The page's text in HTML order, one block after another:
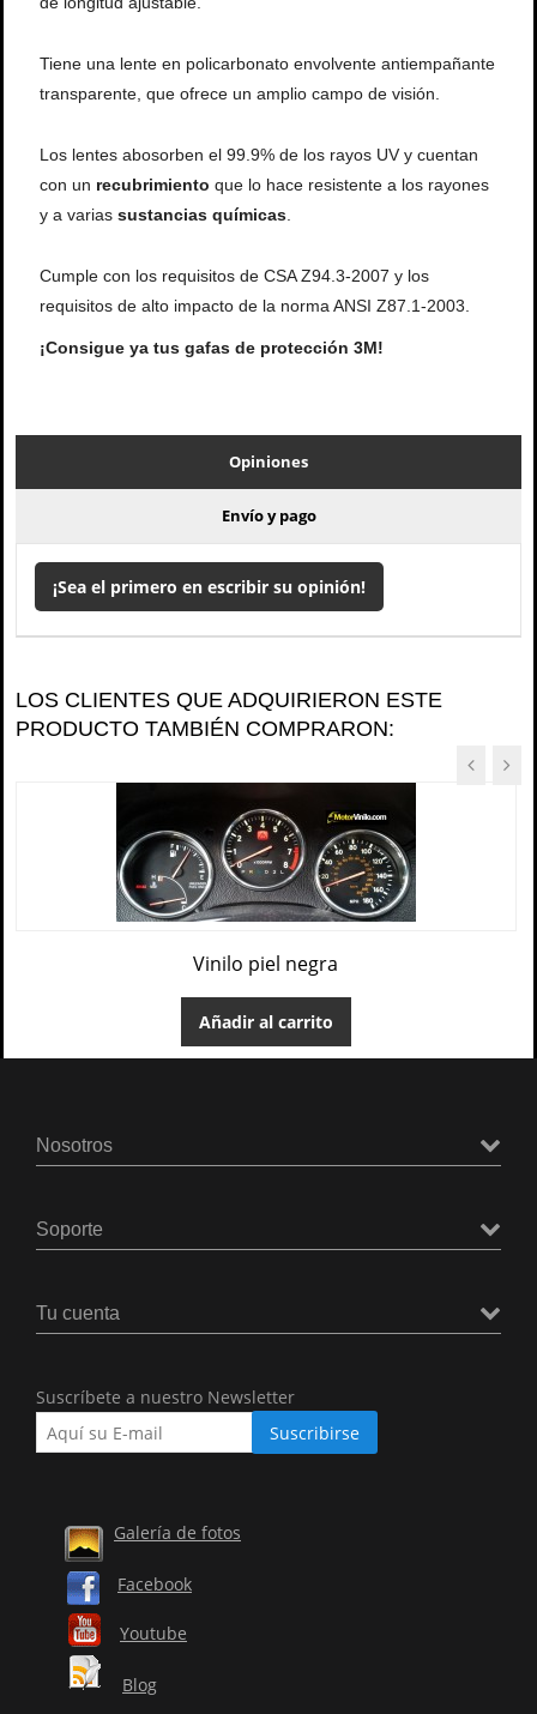
Tiene una lente en policarbonato envolvente antiempañante
transparente, que ofrece un amplio campo de visión.
Los lentes abosorben el 99.9% de los rayos UV y cuentan
con un recubrimiento que lo hace resistente a los rayones
y a varias sustancias químicas
Cumple con los requisitos de CSA Z94.3-2007 y los
requisitos de alto impacto de la norma ANSI Z87.1-2003.
¡Consigue ya tus gafas de protección 3M!
Opiniones
Envío y pago
¡Sea el primero en escribir su opinión!
LOS CLIENTES QUE ADQUIRIERON ESTE
PRODUCTO TAMBIÉN COMPRARON:
Vinilo piel negra
Añadir al carrito
Nosotros
Soporte
Tu cuenta
Suscríbete a nuestro Newsletter
Galería de fotos
Facebook
Youtube
Blog